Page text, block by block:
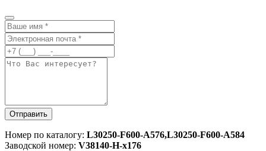
Отправить
Номер по каталогу: L30250-F600-A576,L30250-F600-A584
Заводской номер: V38140-Н-x176